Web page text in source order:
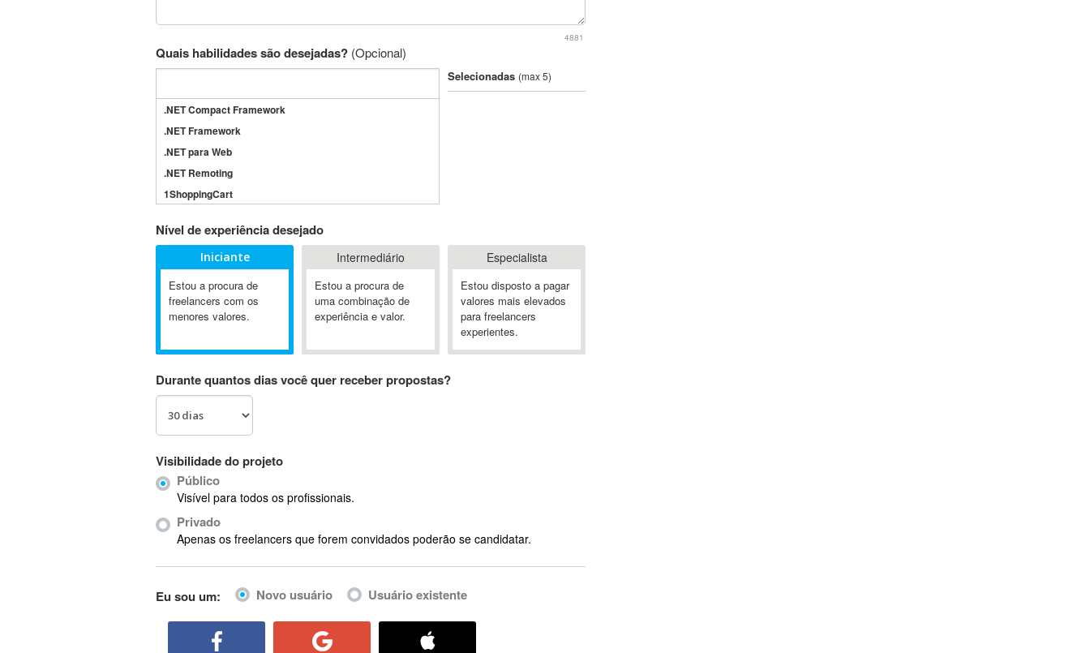
4881
Quais habilidades são desejadas? (Opcional)
.NET Compact Framework
.NET Framework
.NET para Web
.NET Remoting
1ShoppingCart
3GSM
4D Dimension
802.11
A&P
A-GPS
Ab Initio
ABIS
AbleCommerce
Ableton Live
Abstract Window Toolkit (AWT)
Selecionadas (max 5)
Nível de experiência desejado
Iniciante
Estou a procura de
freelancers com os
menores valores.
Intermediário
Estou a procura de
uma combinação de
experiência e valor.
Especialista
Estou disposto a pagar
valores mais elevados
para freelancers
experientes.
Durante quantos dias você quer receber propostas?
Visibilidade do projeto
Público
Visível para todos os profissionais.
Privado
Apenas os freelancers que forem convidados poderão se candidatar.
Eu sou um: Novo usuário Usuário existente